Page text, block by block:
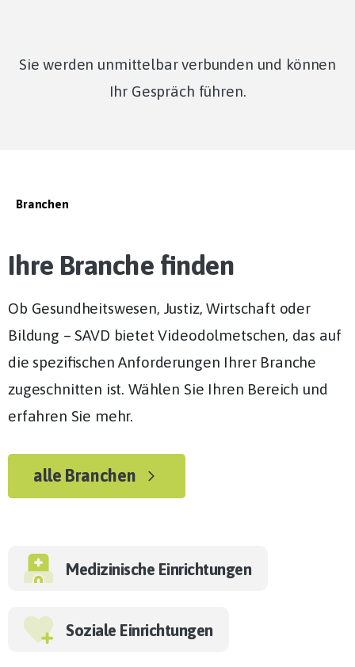
Sie werden unmittelbar verbunden und können
Ihr Gespräch führen.
Branchen
Ihre Branche finden
Ob Gesundheitswesen, Justiz, Wirtschaft oder
Bildung – SAVD bietet Videodolmetschen, das auf
die spezifischen Anforderungen Ihrer Branche
zugeschnitten ist. Wählen Sie Ihren Bereich und
erfahren Sie mehr.
alle Branchen
Medizinische Einrichtungen
Soziale Einrichtungen